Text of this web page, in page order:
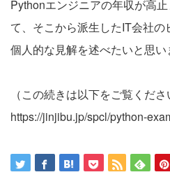
Pythonエンジニアの年収が高
て、そこから派生したIT会社
個人的な見解を述べたいと思い
（この続きは以下をご覧くださ
https://jinjibu.jp/spcl/python-